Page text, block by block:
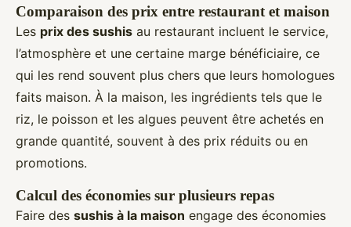
Comparaison des prix entre restaurant et maison
Les prix des sushis au restaurant incluent le service,
l’atmosphère et une certaine marge bénéficiaire, ce
qui les rend souvent plus chers que leurs homologues
faits maison. À la maison, les ingrédients tels que le
riz, le poisson et les algues peuvent être achetés en
grande quantité, souvent à des prix réduits ou en
promotions.
Calcul des économies sur plusieurs repas
Faire des sushis à la maison engage des économies